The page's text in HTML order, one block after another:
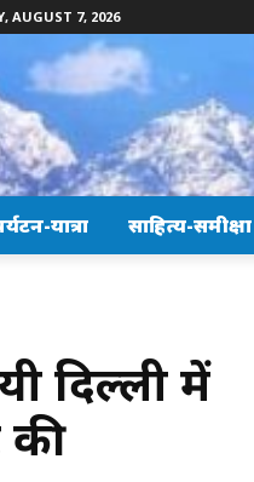
AUGUST 7, 2026
यात्रा साहित्य-समीक्षा
दिल्ली में
की